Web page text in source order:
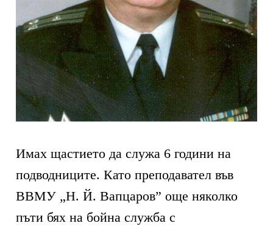
Имах щастието да служа 6 години на
подводниците. Като преподавател във
ВВМУ „Н. Й. Вапцаров” още няколко
пъти бях на бойна служба с